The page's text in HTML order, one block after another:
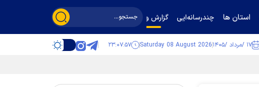
استان ها چندرسانه‌ایی گزارش و گفت‌وگو
۱۷ /مرداد /۱۴۰۵ Saturday 08 August 2026 ۲۳:۰۷:۵۷